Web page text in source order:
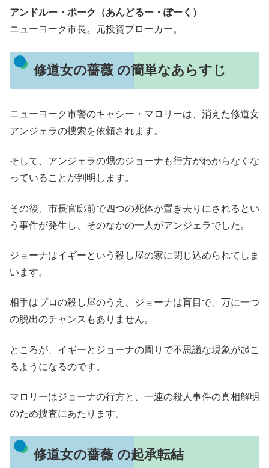
アンドルー・ポーク（あんどるー・ぽーく）
ニューヨーク市長。元投資ブローカー。
修道女の薔薇 の簡単なあらすじ
ニューヨーク市警のキャシー・マロリーは、消えた修道女
アンジェラの捜索を依頼されます。
そして、アンジェラの甥のジョーナも行方がわからなくな
っていることが判明します。
その後、市長官邸前で四つの死体が置き去りにされるとい
う事件が発生し、そのなかの一人がアンジェラでした。
ジョーナはイギーという殺し屋の家に閉じ込められてしま
います。
相手はプロの殺し屋のうえ、ジョーナは盲目で、万に一つ
の脱出のチャンスもありません。
ところが、イギーとジョーナの周りで不思議な現象が起こ
るようになるのです。
マロリーはジョーナの行方と、一連の殺人事件の真相解明
のため捜査にあたります。
修道女の薔薇 の起承転結